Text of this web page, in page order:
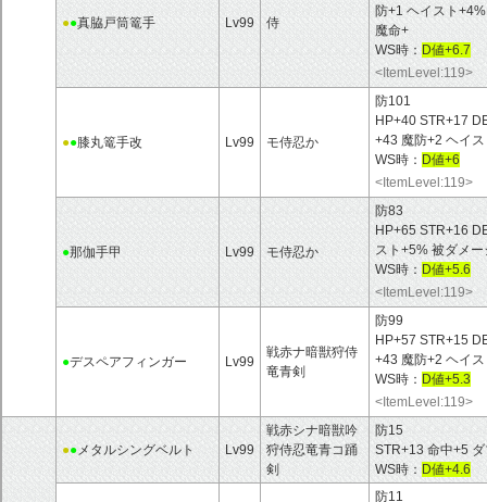
●●真脇戸筒篭手 Lv99 侍
防+1 ヘイスト
魔命+
WS時： D値+6.7
<ItemLevel:119>
●●膝丸篭手改 Lv99 モ侍忍か
防101
HP+40 STR+17
+43 魔防+2 ヘイ
WS時： D値+6
<ItemLevel:119>
●那伽手甲 Lv99 モ侍忍か
防83
HP+65 STR+16
スト+5% 被ダメ
WS時： D値+5.6
<ItemLevel:119>
●デスペアフィンガー Lv99
戦赤ナ暗獣狩侍
竜青剣
防99
HP+57 STR+15
+43 魔防+2 ヘイ
WS時： D値+5.3
<ItemLevel:119>
●● メタルシングベルト Lv99
戦赤シナ暗獣吟
狩侍忍竜青コ踊
剣
防15
STR+13 命中+5
WS時： D値+4.6
防11